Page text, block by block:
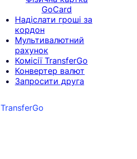
GoCard
Надіслати гроші за
кордон
Мультивалютний
рахунок
Комісії TransferGo
Конвертер валют
Запросити друга
TransferGo